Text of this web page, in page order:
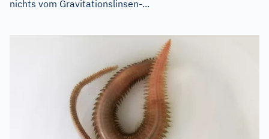
nichts vom Gravitationslinsen-...